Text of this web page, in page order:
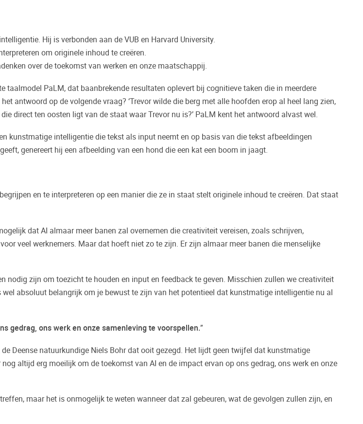
Hij is verbonden aan de VUB en Harvard University.
om originele inhoud te creëren.
over de toekomst van werken en onze maatschappij.
taalmodel PaLM, dat baanbrekende resultaten oplevert bij cognitieve taken die in meerdere
antwoord op de volgende vraag? ‘Trevor wilde die berg met alle hoofden erop al heel lang zien,
direct ten oosten ligt van de staat waar Trevor nu is?’ PaLM kent het antwoord alvast wel.
kunstmatige intelligentie die tekst als input neemt en op basis van die tekst afbeeldingen
genereert hij een afbeelding van een hond die een kat een boom in jaagt.
en te interpreteren op een manier die ze in staat stelt originele inhoud te creëren. Dat staat
dat AI almaar meer banen zal overnemen die creativiteit vereisen, zoals schrijven,
veel werknemers. Maar dat hoeft niet zo te zijn. Er zijn almaar meer banen die menselijke
nodig zijn om toezicht te houden en input en feedback te geven. Misschien zullen we creativiteit
absoluut belangrijk om je bewust te zijn van het potentieel dat kunstmatige intelligentie nu al
gedrag, ons werk en onze samenleving te voorspellen.”
Deense natuurkundige Niels Bohr dat ooit gezegd. Het lijdt geen twijfel dat kunstmatige
altijd erg moeilijk om de toekomst van AI en de impact ervan op ons gedrag, ons werk en onze
maar het is onmogelijk te weten wanneer dat zal gebeuren, wat de gevolgen zullen zijn, en